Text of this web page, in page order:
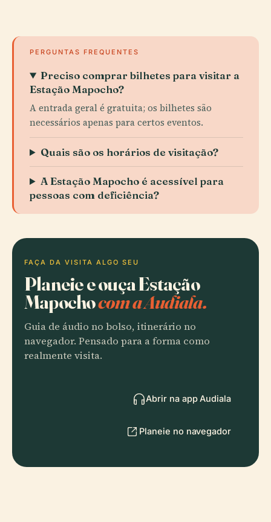
PERGUNTAS FREQUENTES
Preciso comprar bilhetes para visitar a
Estação Mapocho?
A entrada geral é gratuita; os bilhetes são
necessários apenas para certos eventos.
Quais são os horários de visitação?
A Estação Mapocho é acessível para
pessoas com deficiência?
FAÇA DA VISITA ALGO SEU
Planeie e ouça Estação
Mapochocom a Audiala.
Guia de áudio no bolso, itinerário no
navegador. Pensado para a forma como
realmente visita.
Abrir na app Audiala
Planeie no navegador